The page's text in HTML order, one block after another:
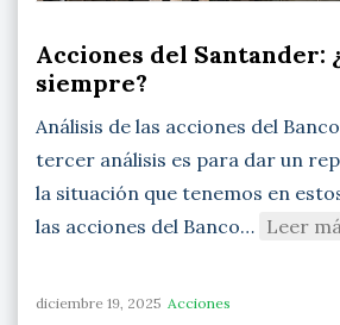
Acciones del Santander:
siempre?
Análisis de las acciones del
tercer análisis es para dar un
la situación que tenemos en
las acciones del Banco… Leer
diciembre 19, 2025 Acciones